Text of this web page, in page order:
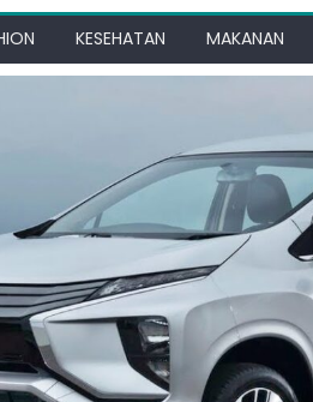
KESEHATAN MAKANAN